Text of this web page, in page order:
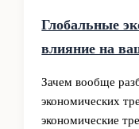
Глобальные
влияние на
Зачем вообще
экономических
экономические